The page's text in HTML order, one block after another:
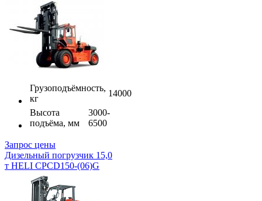
Грузоподъёмность,
кг
14000
Высота
подъёма, мм
3000-
6500
Запрос цены
Дизельный погрузчик 15,0
т HELI CPCD150-(06)G